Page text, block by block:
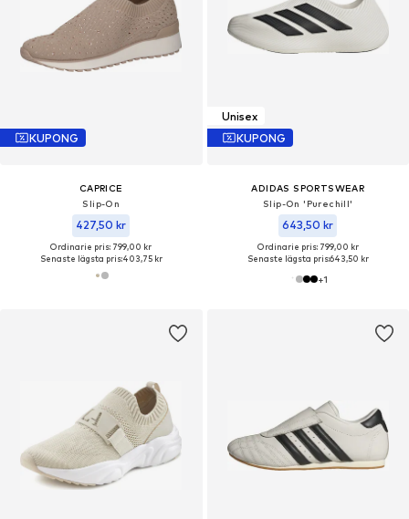
KUPONG
CAPRICE
Slip-On
427,50 kr
Ordinarie pris: 799,00 kr
Senaste lägsta pris:403,75 kr
Unisex
KUPONG
ADIDAS SPORTSWEAR
Slip-On 'Purechill'
643,50 kr
Ordinarie pris: 799,00 kr
Senaste lägsta pris:643,50 kr
+1